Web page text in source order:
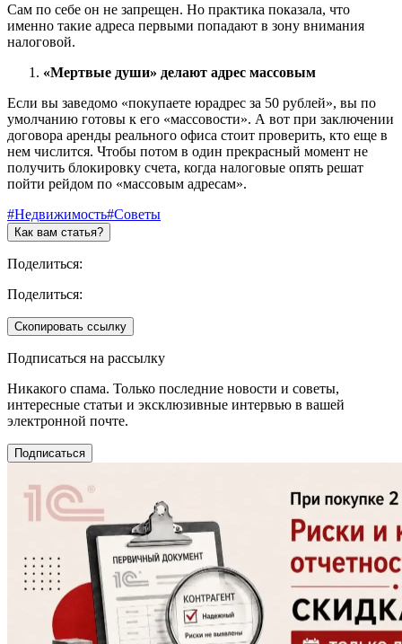
Сам по себе он не запрещен. Но практика показала, что
именно такие адреса первыми попадают в зону внимания
налоговой.
«Мертвые души» делают адрес массовым
Если вы заведомо «покупаете юрадрес за 50 рублей», вы по
умолчанию готовы к его «массовости». А вот при заключении
договора аренды реального офиса стоит проверить, кто еще в
нем числится. Чтобы потом в один прекрасный момент не
получить блокировку счета, когда налоговые опять решат
пойти рейдом по «массовым адресам».
#Недвижимость#Советы
Как вам статья?
Поделиться:
Поделиться:
Скопировать ссылку
Подписаться на рассылку
Никакого спама. Только последние новости и советы,
интересные статьи и эксклюзивные интервью в вашей
электронной почте.
Подписаться